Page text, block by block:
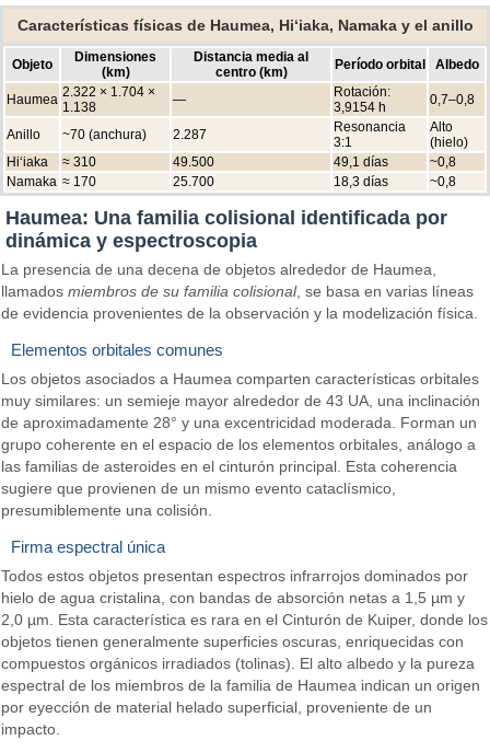
Características físicas de Haumea, Hiʻiaka, Namaka y el anillo
Objeto
Dimensiones
(km)
Distancia media al
centro (km)
Período orbital Albedo
Haumea 2.322 × 1.704 ×
1.138
—
Rotación:
3,9154 h
0,7–0,8
Anillo ~70 (anchura) 2.287
Resonancia
3:1
Alto
(hielo)
Hiʻiaka
≈ 310 49.500 49,1 días
~0,8
Namaka ≈ 170 25.700 18,3 días ~0,8
Haumea: Una familia colisional identificada por
dinámica y espectroscopia
La presencia de una decena de objetos alrededor de Haumea,
llamadosmiembros de su familia colisional, se basa en varias líneas
de evidencia provenientes de la observación y la modelización física.
Elementos orbitales comunes
Los objetos asociados a Haumea comparten características orbitales
muy similares: un semieje mayor alrededor de 43 UA, una inclinación
de aproximadamente 28° y una excentricidad moderada. Forman un
grupo coherente en el espacio de los elementos orbitales, análogo a
las familias de asteroides en el cinturón principal. Esta coherencia
sugiere que provienen de un mismo evento cataclísmico,
presumiblemente una colisión.
Firma espectral única
Todos estos objetos presentan espectros infrarrojos dominados por
hielo de agua cristalina, con bandas de absorción netas a 1,5 µm y
2,0 µm. Esta característica es rara en el Cinturón de Kuiper, donde los
objetos tienen generalmente superficies oscuras, enriquecidas con
compuestos orgánicos irradiados (tolinas). El alto albedo y la pureza
espectral de los miembros de la familia de Haumea indican un origen
por eyección de material helado superficial, proveniente de un
impacto.